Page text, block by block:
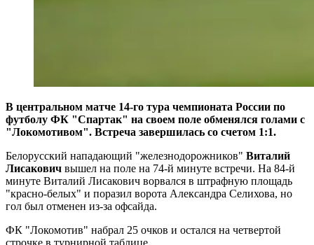
В центральном матче 14-го тура чемпионата России по
футболу ФК "Спартак" на своем поле обменялся голами с
"Локомотивом". Встреча завершилась со счетом 1:1.
Белорусский нападающий "железнодорожников" Виталий
Лисакович вышел на поле на 74-й минуте встречи. На 84-й
минуте Виталий Лисакович ворвался в штрафную площадь
"красно-белых" и поразил ворота Александра Селихова, но
гол был отменен из-за офсайда.
ФК "Локомотив" набрал 25 очков и остался на четвертой
строчке в турнирной таблице.